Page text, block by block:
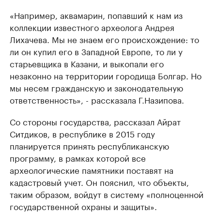
«Например, аквамарин, попавший к нам из
коллекции известного археолога Андрея
Лихачева. Мы не знаем его происхождение: то
ли он купил его в Западной Европе, то ли у
старьевщика в Казани, и выкопали его
незаконно на территории городища Болгар. Но
мы несем гражданскую и законодательную
ответственность», - рассказала Г.Назипова.
Со стороны государства, рассказал Айрат
Ситдиков, в республике в 2015 году
планируется принять республиканскую
программу, в рамках которой все
археологические памятники поставят на
кадастровый учет. Он пояснил, что объекты,
таким образом, войдут в систему «полноценной
государственной охраны и защиты».